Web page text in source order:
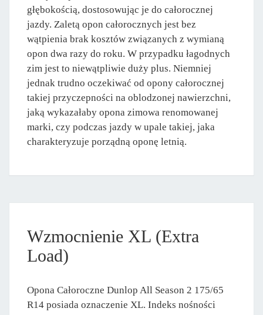
głębokością, dostosowując je do całorocznej
jazdy. Zaletą opon całorocznych jest bez
wątpienia brak kosztów związanych z wymianą
opon dwa razy do roku. W przypadku łagodnych
zim jest to niewątpliwie duży plus. Niemniej
jednak trudno oczekiwać od opony całorocznej
takiej przyczepności na oblodzonej nawierzchni,
jaką wykazałaby opona zimowa renomowanej
marki, czy podczas jazdy w upale takiej, jaka
charakteryzuje porządną oponę letnią.
Wzmocnienie XL (Extra
Load)
Opona Całoroczne Dunlop All Season 2 175/65
R14 posiada oznaczenie XL. Indeks nośności